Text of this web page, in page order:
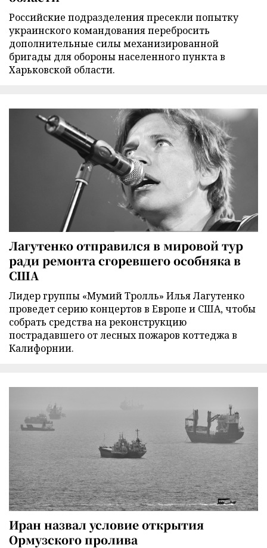
Российские подразделения пресекли попытку
украинского командования перебросить
дополнительные силы механизированной
бригады для обороны населенного пункта в
Харьковской области.
Лагутенко отправился в мировой тур
ради ремонта сгоревшего особняка в
США
Лидер группы «Мумий Тролль» Илья Лагутенко
проведет серию концертов в Европе и США, чтобы
собрать средства на реконструкцию
пострадавшего от лесных пожаров коттеджа в
Калифорнии.
Иран назвал условие открытия
Ормузского пролива